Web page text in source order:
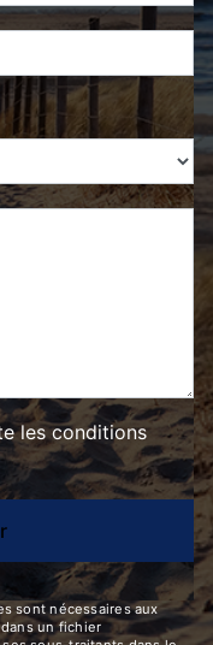
les conditions
sont nécessaires aux
un fichier